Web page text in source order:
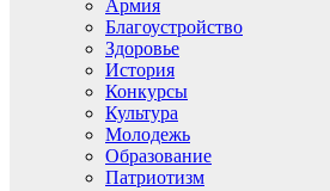
Армия
Благоустройство
Здоровье
История
Конкурсы
Культура
Молодежь
Образование
Патриотизм